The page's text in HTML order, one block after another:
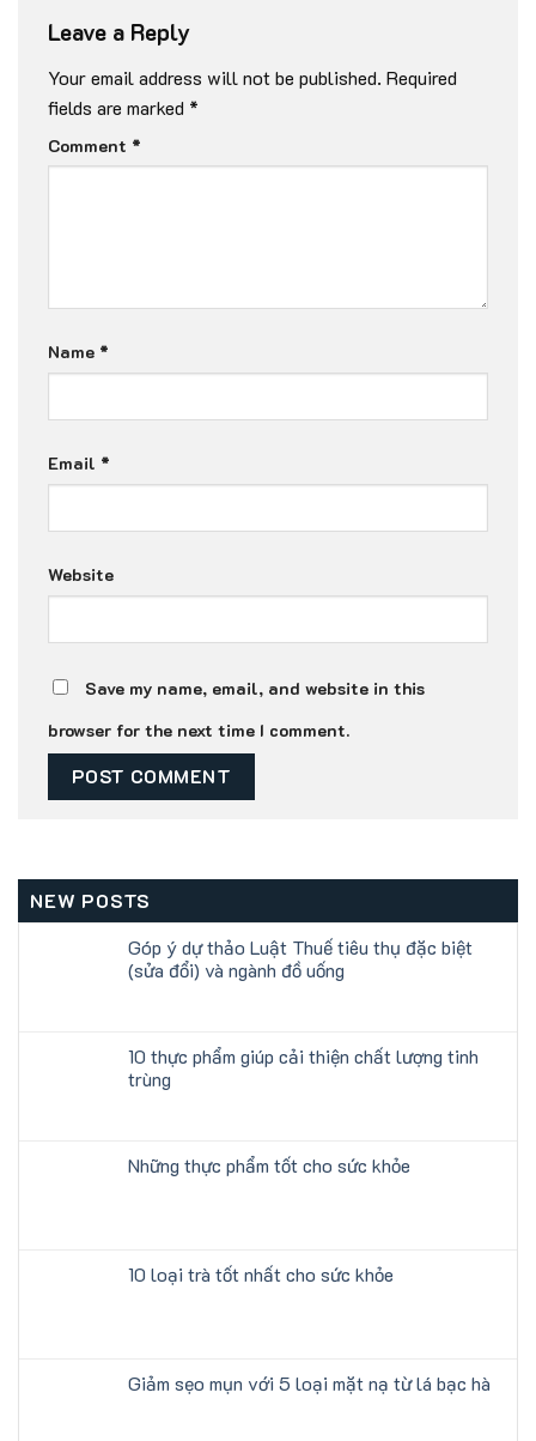
Leave a Reply
Your email address will not be published. Required
fields are marked *
Comment *
Name *
Email *
Website
Save my name, email, and website in this
browser for the next time I comment.
NEW POSTS
Góp ý dự thảo Luật Thuế tiêu thụ đặc biệt
(sửa đổi) và ngành đồ uống
10 thực phẩm giúp cải thiện chất lượng tinh
trùng
Những thực phẩm tốt cho sức khỏe
10 loại trà tốt nhất cho sức khỏe
Giảm sẹo mụn với 5 loại mặt nạ từ lá bạc hà